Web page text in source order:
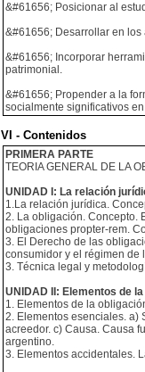
&#61656; Posicionar al
&#61656; Desarrollar en
&#61656; Incorporar
patrimonial.
&#61656; Propender a la
socialmente significativos
VI - Contenidos
PRIMERA PARTE
TEORIA GENERAL DE LA
UNIDAD I: La relación
1.La relación jurídica.
2. La obligación. Concepto.
obligaciones propter-rem.
3. El Derecho de las
consumidor y el régimen de
3. Técnica legal y
UNIDAD II: Elementos de
1. Elementos de la
2. Elementos esenciales. a)
acreedor. c) Causa. Causa
argentino.
3. Elementos accidentales.